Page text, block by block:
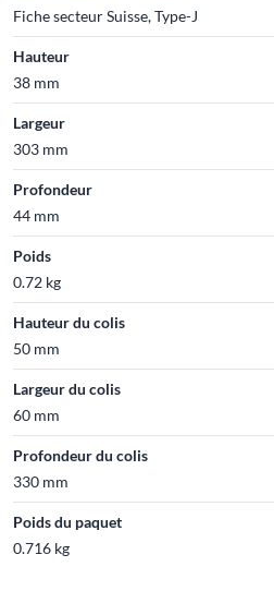
Fiche secteur Suisse, Type-J
Hauteur
38 mm
Largeur
303 mm
Profondeur
44 mm
Poids
0.72 kg
Hauteur du colis
50 mm
Largeur du colis
60 mm
Profondeur du colis
330 mm
Poids du paquet
0.716 kg